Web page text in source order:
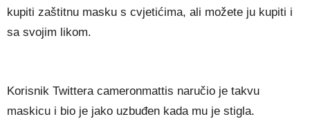
kupiti zaštitnu masku s cvjetićima, ali možete ju kupiti i
sa svojim likom.
Korisnik Twittera cameronmattis naručio je takvu
maskicu i bio je jako uzbuđen kada mu je stigla.